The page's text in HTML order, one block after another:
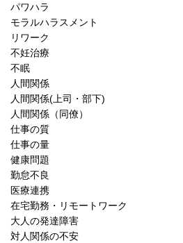
パワハラ
モラルハラスメント
リワーク
不妊治療
不眠
人間関係
人間関係(上司・部下)
人間関係（同僚）
仕事の質
仕事の量
健康問題
勤怠不良
医療連携
在宅勤務・リモートワーク
大人の発達障害
対人関係の不安